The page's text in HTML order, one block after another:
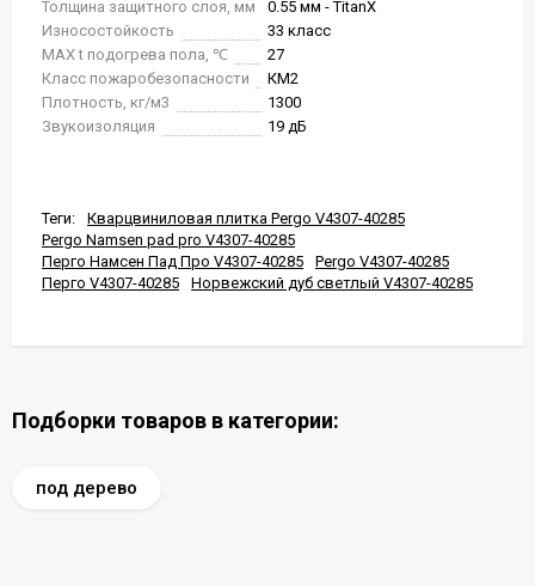
Толщина защитного слоя, мм
0.55 мм - TitanX
Износостойкость
33 класс
MAX t подогрева пола, ℃
27
Класс пожаробезопасности
КМ2
Плотность, кг/м3
1300
Звукоизоляция
19 дБ
Теги:
Кварцвиниловая плитка Pergo V4307-40285
Pergo Namsen pad pro V4307-40285
Перго Намсен Пад Про V4307-40285
Pergo V4307-40285
Перго V4307-40285
Норвежский дуб светлый V4307-40285
Подборки товаров в категории:
под дерево